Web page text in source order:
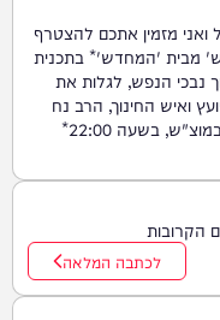
מזמין אתכם להצטרף
מבית 'המחדש'* בתכנית
נבכי הנפש, לגלות את
ואיש החינוך, הרב נח
פלאי*. מתי? *תכנית הבכורה תשודר אי"ה במוצ"ש, בשעה 22:00*
הקרובות
לכתבה המלאה